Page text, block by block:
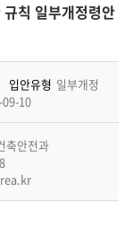
기
칙 일부개정령안
입안유형 일부개정
10
축안전과